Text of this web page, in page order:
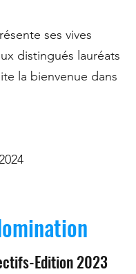
ses vives
distingués lauréats
la bienvenue dans
Edition 2023